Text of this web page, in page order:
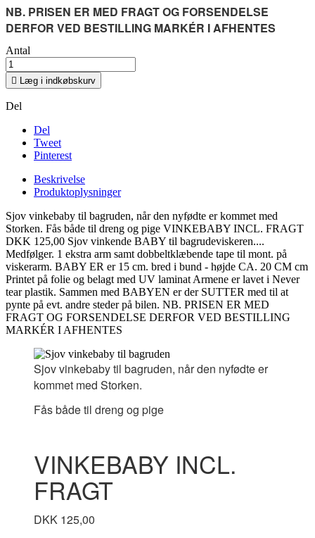
NB. PRISEN ER MED FRAGT OG FORSENDELSE
DERFOR VED BESTILLING MARKÉR I AFHENTES
Antal
 Læg i indkøbskurv
Del
Del
Tweet
Pinterest
Beskrivelse
Produktoplysninger
Sjov vinkebaby til bagruden, når den nyfødte er kommet med
Storken. Fås både til dreng og pige VINKEBABY INCL. FRAGT
DKK 125,00 Sjov vinkende BABY til bagrudeviskeren....
Medfølger. 1 ekstra arm samt dobbeltklæbende tape til mont. på
viskerarm. BABY ER er 15 cm. bred i bund - højde CA. 20 CM cm
Printet på folie og belagt med UV laminat Armene er lavet i Never
tear plastik. Sammen med BABYEN er der SUTTER med til at
pynte på evt. andre steder på bilen. NB. PRISEN ER MED
FRAGT OG FORSENDELSE DERFOR VED BESTILLING
MARKÉR I AFHENTES
Sjov vinkebaby til bagruden, når den nyfødte er
kommet med Storken.
Fås både til dreng og pige
VINKEBABY INCL.
FRAGT
DKK 125,00